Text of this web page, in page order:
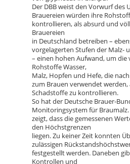
Der DBB weist den Vorwurf des
Brauereien würden ihre
kontrollieren, als absurd und
Brauereien
in Deutschland betreiben –
vorgelagerten Stufen der Malz-
– einen hohen Aufwand, um die
Rohstoffe Wasser,
Malz, Hopfen und Hefe, die
zum Brauen verwendet werden,
Schadstoffe zu kontrollieren.
So hat der Deutsche Brauer-
Monitoringsystem für
zeigt, dass die gemessenen
den Höchstgrenzen
liegen. Zu keiner Zeit konnten
zulässigen
festgestellt werden. Daneben
Kontrollen und